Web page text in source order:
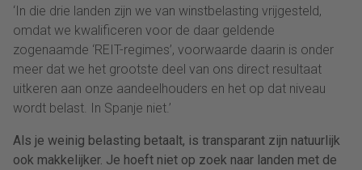
‘In die drie landen zijn we van winstbelasting vrijgesteld,
omdat we kwalificeren voor de daar geldende
zogenaamde ‘REIT-regimes’, voorwaarde daarin is onder
meer dat we het grootste deel van ons direct resultaat
uitkeren aan onze aandeelhouders en het op dat niveau
wordt belast. In Spanje niet.’
Als je weinig belasting betaalt, is transparant zijn natuurlijk
ook makkelijker. Je hoeft niet op zoek naar landen met de